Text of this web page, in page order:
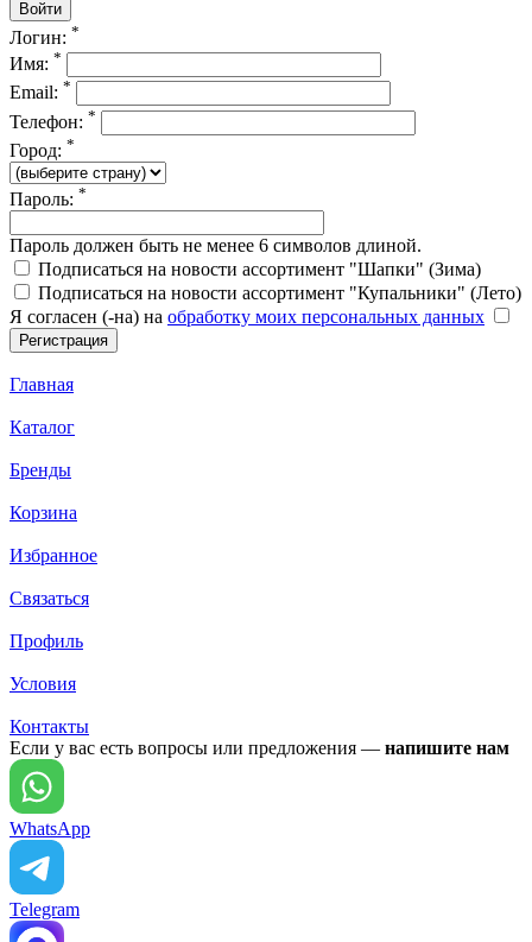
Логин: *
Имя: *
Email: *
Телефон: *
Город: *
Пароль: *
Пароль должен быть не менее 6 символов длиной.
Подписаться на новости ассортимент "Шапки" (Зима)
Подписаться на новости ассортимент "Купальники" (Лето)
Я согласен (-на) на обработку моих персональных данных
Главная
Каталог
Бренды
Корзина
Избранное
Связаться
Профиль
Условия
Контакты
Если у вас есть вопросы или предложения — напишите нам
WhatsApp
Telegram